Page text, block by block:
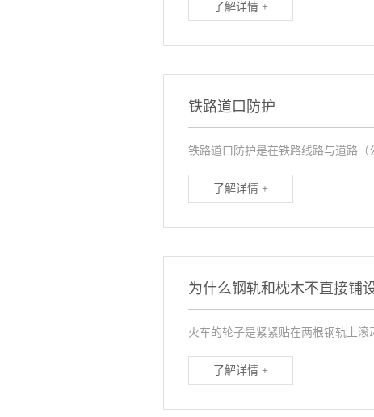
了解详情 +
铁路道口防护
铁路道口防护是在铁路线路与道路
了解详情 +
为什么钢轨和枕木不直接铺
火车的轮子是紧紧贴在两根钢轨上
了解详情 +